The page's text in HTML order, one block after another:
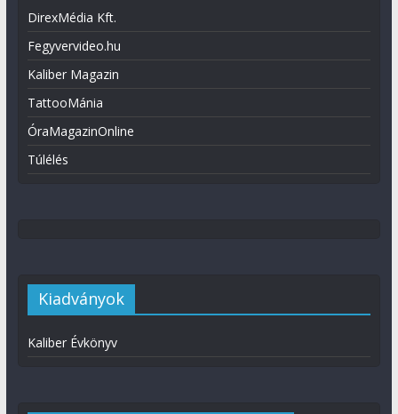
DirexMédia Kft.
Fegyvervideo.hu
Kaliber Magazin
TattooMánia
ÓraMagazinOnline
Túlélés
Kiadványok
Kaliber Évkönyv